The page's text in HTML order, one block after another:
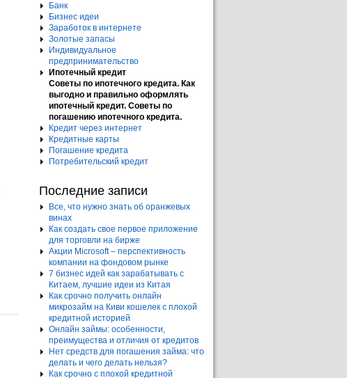
Банк
Бизнес идеи
Заработок в интернете
Золотые запасы
Индивидуальное
предпринимательство
Ипотечный кредит
Советы по ипотечного кредита. Как
выгодно и правильно оформлять
ипотечный кредит. Советы по
погашению ипотечного кредита.
Кредит через интернет
Кредитные карты
Погашение кредита
Потребительский кредит
Последние записи
Все, что нужно знать об оранжевых
винах
Как создать свое первое приложение
для торговли на бирже
Акции Microsoft – перспективность
компании на фондовом рынке
7 бизнес идей как зарабатывать с
Китаем, лучшие идеи из Китая
Как срочно получить онлайн
микрозайм на Киви кошелек с плохой
кредитной историей
Онлайн займы: особенности,
преимущества и отличия от кредитов
Нет средств для погашения займа: что
делать и чего делать нельзя?
Как срочно с плохой кредитной